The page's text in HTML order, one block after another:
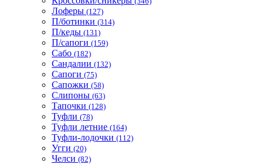
Лоферы (127)
П/ботинки (314)
П/кеды (131)
П/сапоги (159)
Сабо (182)
Сандалии (132)
Сапоги (75)
Сапожки (58)
Слипоны (63)
Тапочки (128)
Туфли (78)
Туфли летние (164)
Туфли-лодочки (112)
Угги (20)
Челси (82)